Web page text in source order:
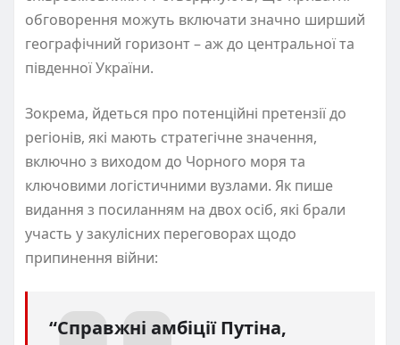
обговорення можуть включати значно ширший
географічний горизонт – аж до центральної та
південної України.
Зокрема, йдеться про потенційні претензії до
регіонів, які мають стратегічне значення,
включно з виходом до Чорного моря та
ключовими логістичними вузлами. Як пише
видання з посиланням на двох осіб, які брали
участь у закулісних переговорах щодо
припинення війни:
“Справжні амбіції Путіна,